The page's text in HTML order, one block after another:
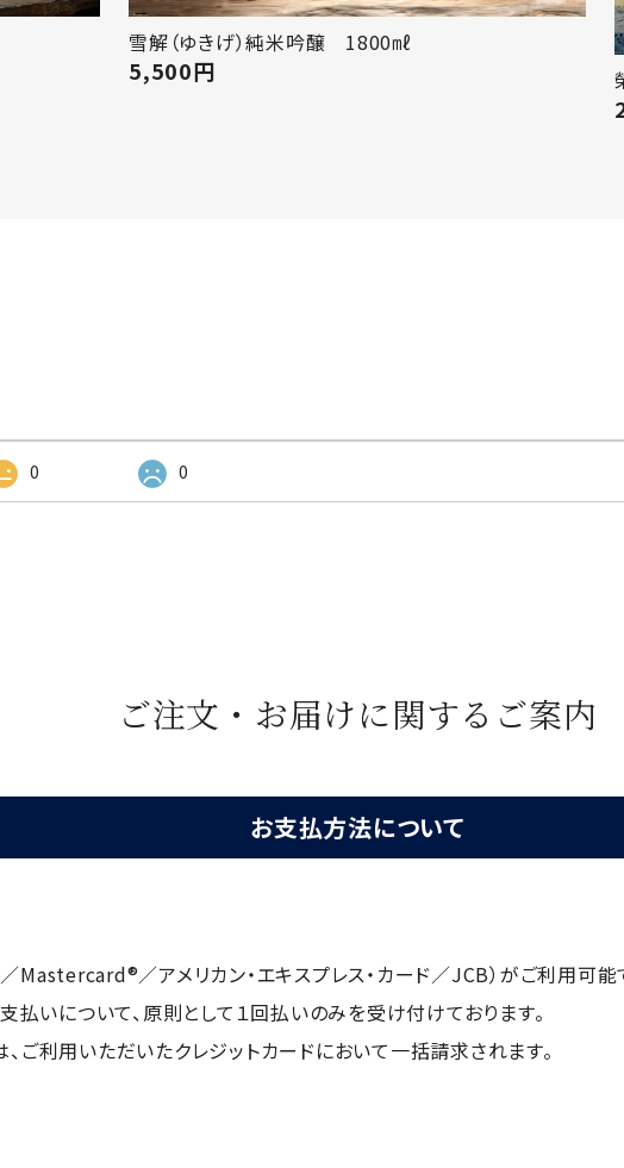
雪解（ゆきげ）純米吟醸 1800㎖
5,500円
0 0
ご注文・お届けに関するご案内
お支払方法について
Mastercard®／アメリカン・エキスプレス・カード／JCB）がご利用可能
払いについて、原則として１回払いのみを受け付けております。
ご利用いただいたクレジットカードにおいて一括請求されます。